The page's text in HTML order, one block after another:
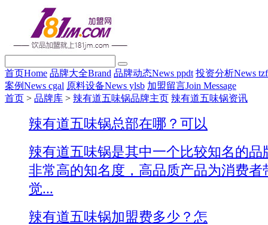
首页Home 品牌大全Brand 品牌动态News ppdt 投资分析News
案例News cgal 原料设备News ylsb 加盟留言Join Message
首页 > 品牌库 > 辣有道五味锅品牌主页 辣有道五味锅资讯
辣有道五味锅总部在哪？可以
辣有道五味锅是其中一个比较知名的品
非常高的知名度，高品质产品为消费者
觉...
辣有道五味锅加盟费多少？怎